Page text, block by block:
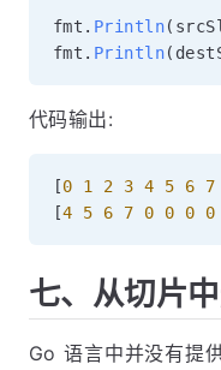
fmt . Println(
fmt . Println(
代码输出:
[0 1 2 3 4 5 6 7
[4 5 6 7 0 0 0 0
七、从切片
Go 语言中并没有提